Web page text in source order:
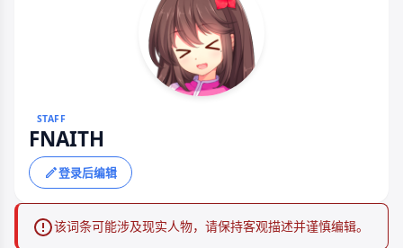
STAFF
FNAITH
登录后编辑
该词条可能涉及现实人物，请保持客观描述并谨慎编辑。